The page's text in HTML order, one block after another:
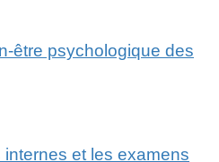
être psychologique des
et les examens